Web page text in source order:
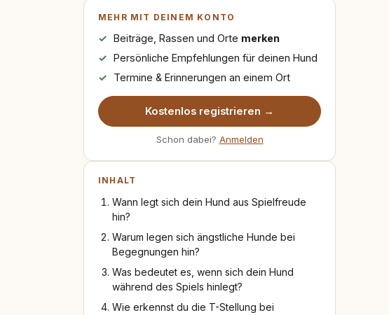
MEHR MIT DEINEM KONTO
Beiträge, Rassen und Orte merken
Persönliche Empfehlungen für deinen Hund
Termine & Erinnerungen an einem Ort
Kostenlos registrieren →
Schon dabei? Anmelden
INHALT
Wann legt sich dein Hund aus Spielfreude
hin?
Warum legen sich ängstliche Hunde bei
Begegnungen hin?
Was bedeutet es, wenn sich dein Hund
während des Spiels hinlegt?
Wie erkennst du die T-Stellung bei